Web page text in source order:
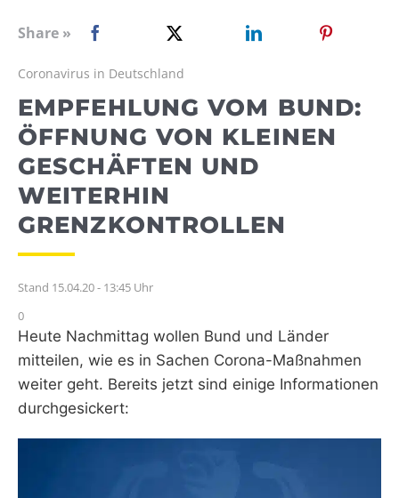
WEBRADIO
Share »
Coronavirus in Deutschland
EMPFEHLUNG VOM BUND:
ÖFFNUNG VON KLEINEN
GESCHÄFTEN UND
WEITERHIN
GRENZKONTROLLEN
Stand 15.04.20 - 13:45 Uhr
0
Heute Nachmittag wollen Bund und Länder
mitteilen, wie es in Sachen Corona-Maßnahmen
weiter geht. Bereits jetzt sind einige Informationen
durchgesickert: